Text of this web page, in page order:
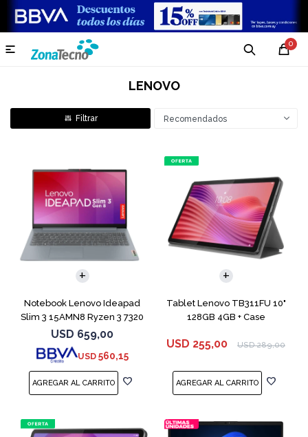
0

LENOVO
Recomendados
Notebook Lenovo Ideapad
Slim 3 15AMN8 Ryzen 3 7320
256GB 8GB
USD 659,00
USD 560,15
Tablet Lenovo TB311FU 10"
128GB 4GB + Case
USD 255,00 USD 289,00